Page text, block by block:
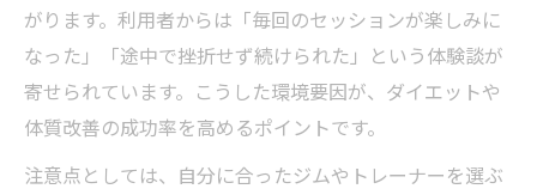
がります。利用者からは「毎回のセッションが楽しみに
なった」「途中で挫折せず続けられた」という体験談が
寄せられています。こうした環境要因が、ダイエットや
体質改善の成功率を高めるポイントです。
注意点としては、自分に合ったジムやトレーナーを選ぶ